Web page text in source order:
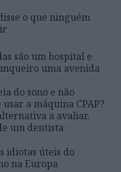
o que ninguém
são um hospital e
uma avenida
do sono e não
usar a máquina CPAP?
a avaliar.
um dentista
idiotas úteis do
na Europa